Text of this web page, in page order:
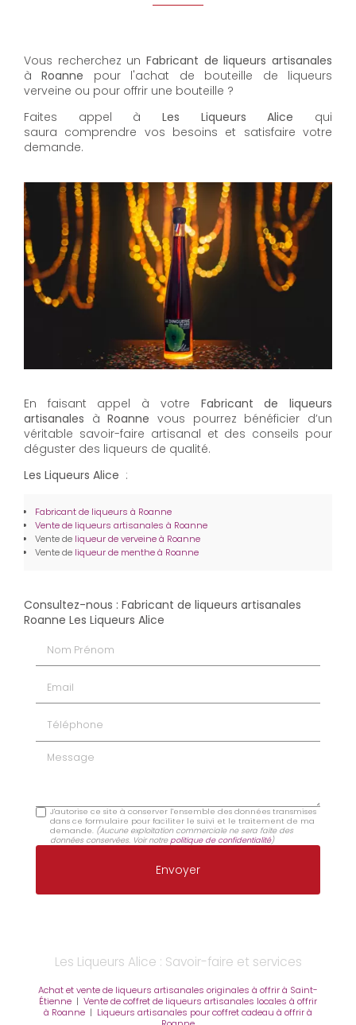
Vous recherchez un Fabricant de liqueurs artisanales
àRoanne pour l'achat de bouteille de liqueurs
verveine ou pour offrir une bouteille ?
Faites appel à Les Liqueurs Alice qui
saura comprendre vos besoins et satisfaire votre
demande.
En faisant appel à votre Fabricant de liqueurs
artisanales àRoanne vous pourrez bénéficier d’un
véritable savoir-faire artisanal et des conseils pour
déguster des liqueurs de qualité.
Les Liqueurs Alice :
Fabricant de liqueurs à Roanne
Vente de liqueurs artisanales à Roanne
Vente de liqueur de verveine à Roanne
Vente de liqueur de menthe à Roanne
Consultez-nous : Fabricant de liqueurs artisanales
Roanne Les Liqueurs Alice
Message
J'autorise ce site à conserver l'ensemble des données transmises
dans ce formulaire pour faciliter le suivi et le traitement de ma
demande. (Aucune exploitation commerciale ne sera faite des
données conservées. Voir notrepolitique de confidentialité)
Les Liqueurs Alice : Savoir-faire et services
Achat et vente de liqueurs artisanales originales à offrir à Saint-
Étienne | Vente de coffret de liqueurs artisanales locales à offrir
à Roanne | Liqueurs artisanales pour coffret cadeau à offrir à